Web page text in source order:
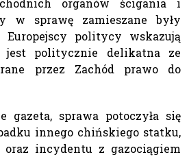
organów ścigania i
w sprawę zamieszane były
Europejscy politycy wskazują
jest politycznie delikatna ze
przez Zachód prawo do
gazeta, sprawa potoczyła się
innego chińskiego statku,
incydentu z gazociągiem